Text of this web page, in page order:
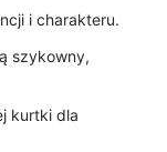
i charakteru.
szykowny,
kurtki dla